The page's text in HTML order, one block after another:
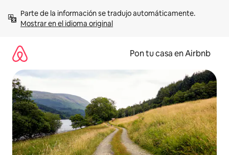
contenidoMostrar en el idioma original
Pon tu casa en Airbnb